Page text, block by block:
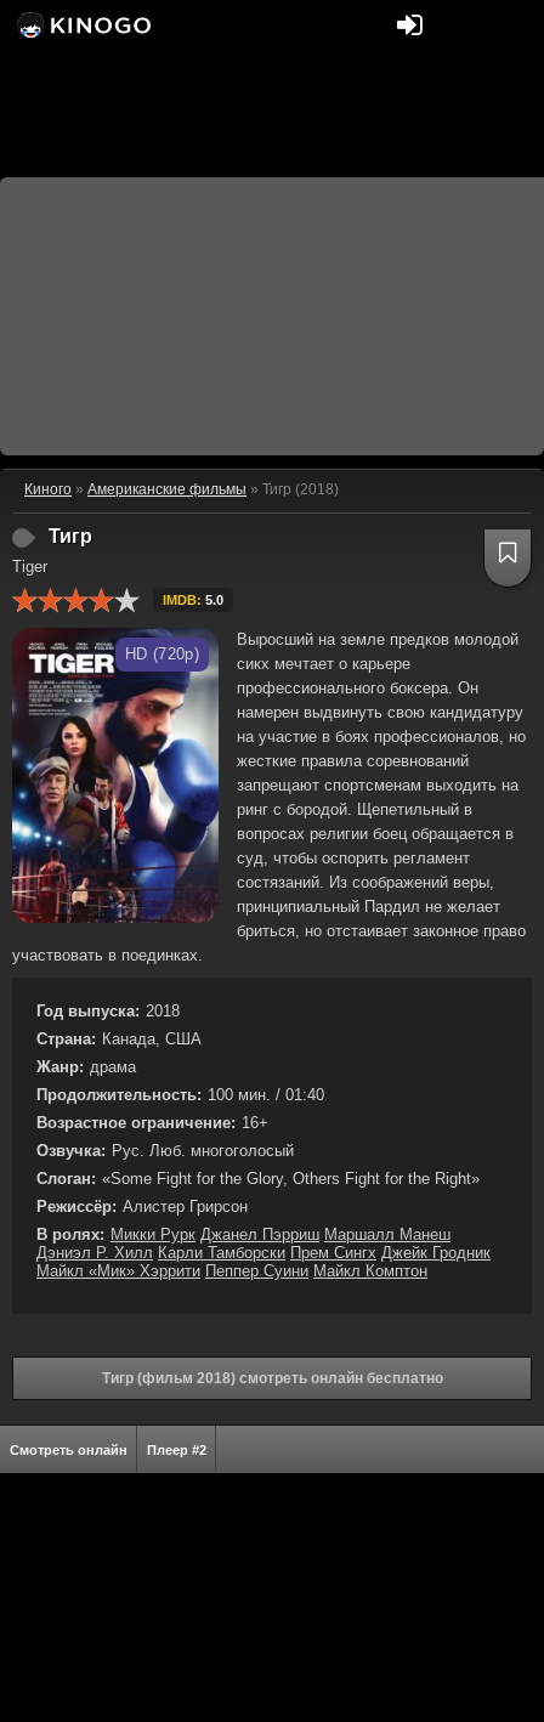
Киного » Американские фильмы » Тигр (2018)
Тигр
Tiger
IMDB: 5.0
HD (720p)
Выросший на земле предков молодой
сикх мечтает о карьере
профессионального боксера. Он
намерен выдвинуть свою кандидатуру
на участие в боях профессионалов, но
жесткие правила соревнований
запрещают спортсменам выходить на
ринг с бородой. Щепетильный в
вопросах религии боец обращается в
суд, чтобы оспорить регламент
состязаний. Из соображений веры,
принципиальный Пардил не желает
бриться, но отстаивает законное право
участвовать в поединках.
Год выпуска: 2018
Страна: Канада, США
Жанр: драма
Продолжительность: 100 мин. / 01:40
Возрастное ограничение: 16+
Озвучка: Рус. Люб. многоголосый
Слоган: «Some Fight for the Glory, Others Fight for the Right»
Режиссёр: Алистер Грирсон
В ролях: Микки Рурк Джанел Пэрриш Маршалл Манеш
Дэниэл Р. Хилл Карли Тамборски Прем Сингх Джейк Гродник
Майкл «Мик» Хэррити Пеппер Суини Майкл Комптон
Тигр (фильм 2018) смотреть онлайн бесплатно
Смотреть онлайн Плеер #2